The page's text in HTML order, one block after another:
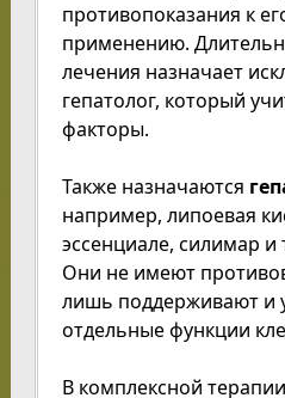
противопоказания к
применению.
лечения назначает
гепатолог, который
факторы.
Также назначаются
например, липоевая
эссенциале, силимар
Они не имеют
лишь поддерживают и
отдельные функции
В комплексной